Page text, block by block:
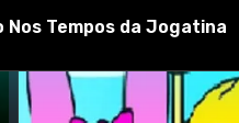
Nos Tempos da Jogatina